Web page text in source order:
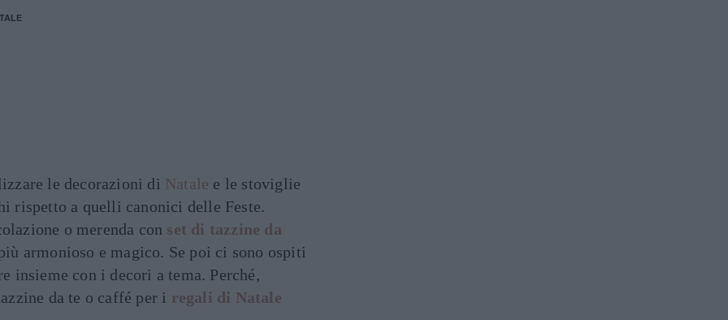
le decorazioni di Natale e le stoviglie
rispetto a quelli canonici delle Feste.
o merenda con set di tazzine da
armonioso e magico. Se poi ci sono ospiti
insieme con i decori a tema. Perché,
da te o caffé per i regali di Natale